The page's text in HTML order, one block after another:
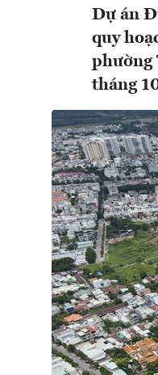
Dự án
quy
phường
tháng